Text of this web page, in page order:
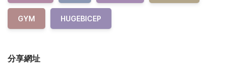
GYM HUGEBICEP
分享網址